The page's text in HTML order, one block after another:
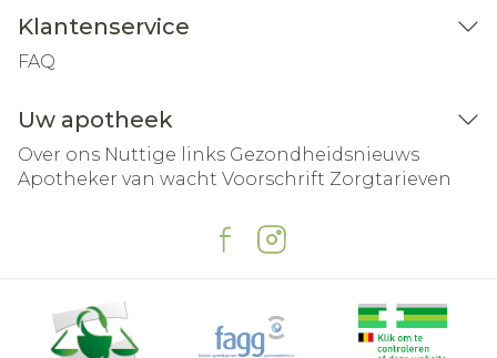
Klantenservice
FAQ
Uw apotheek
Over ons Nuttige links Gezondheidsnieuws
Apotheker van wacht Voorschrift Zorgtarieven